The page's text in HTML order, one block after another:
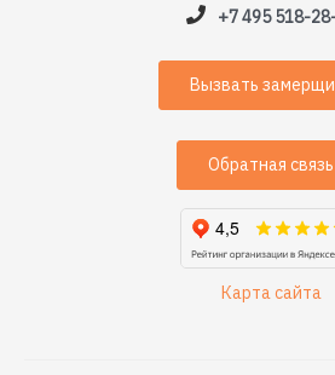
+7 495 518-
Вызвать
Обратная связь
Карта сайта